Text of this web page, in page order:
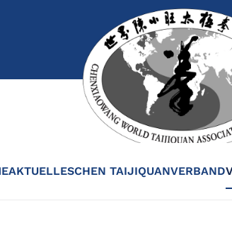
AKTUELLESCHEN TAIJIQUANVERBAND